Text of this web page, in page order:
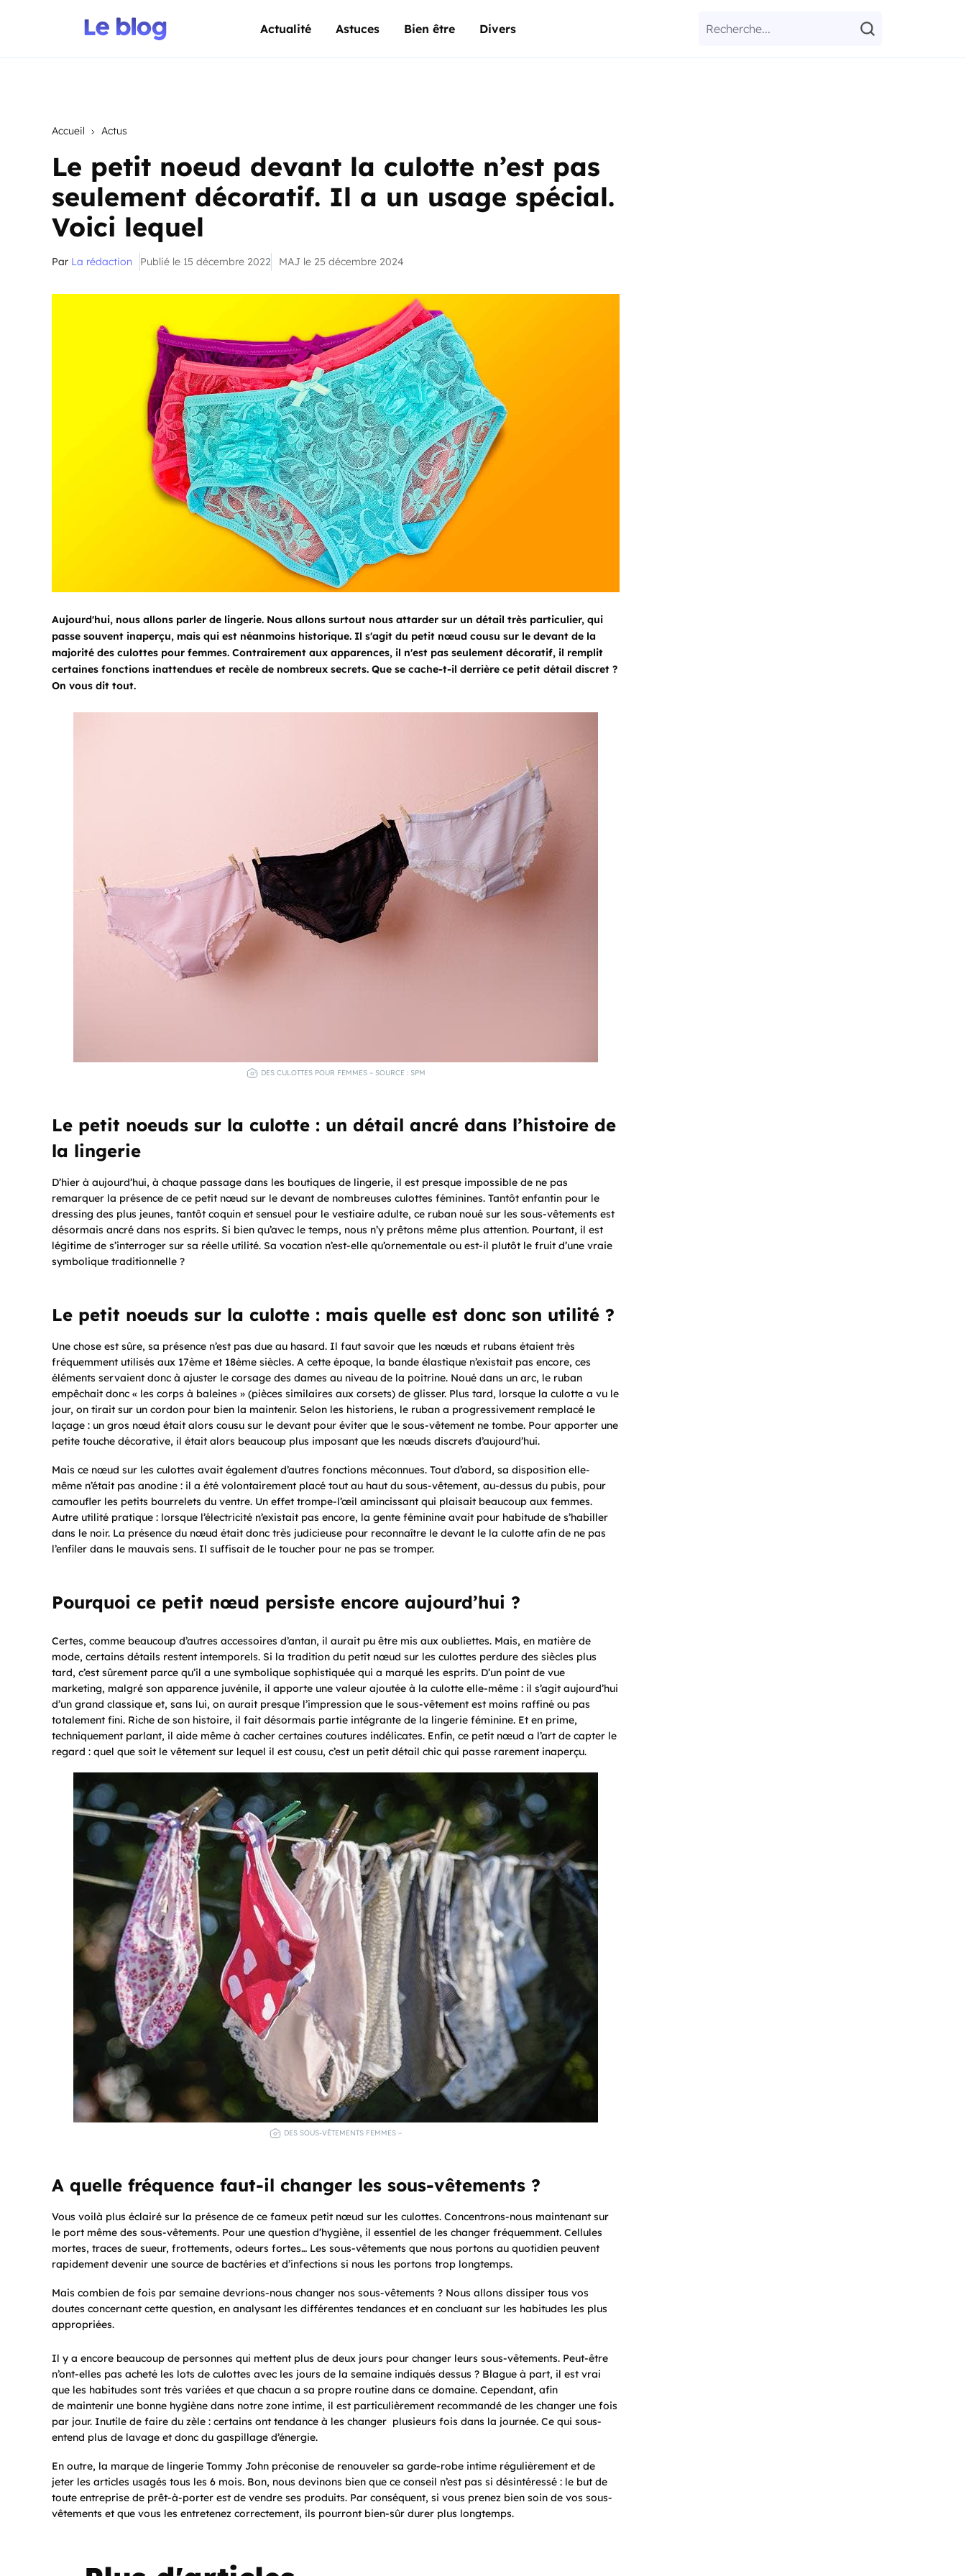
Actualité Astuces Bien être Divers
Accueil Actus
Le petit noeud devant la culotte n’est pas
seulement décoratif. Il a un usage spécial.
Voici lequel
Par La rédaction Publié le 15 décembre 2022 MAJ le 25 décembre 2024
Aujourd'hui, nous allons parler de lingerie. Nous allons surtout nous attarder sur un détail très particulier, qui
passe souvent inaperçu, mais qui est néanmoins historique. Il s'agit du petit nœud cousu sur le devant de la
majorité des culottes pour femmes. Contrairement aux apparences, il n'est pas seulement décoratif, il remplit
certaines fonctions inattendues et recèle de nombreux secrets. Que se cache-t-il derrière ce petit détail discret ?
On vous dit tout.
DES CULOTTES POUR FEMMES – SOURCE : SPM
Le petit noeuds sur la culotte : un détail ancré dans l’histoire de
la lingerie
D’hier à aujourd’hui, à chaque passage dans les boutiques de lingerie, il est presque impossible de ne pas
remarquer la présence de ce petit nœud sur le devant de nombreuses culottes féminines. Tantôt enfantin pour le
dressing des plus jeunes, tantôt coquin et sensuel pour le vestiaire adulte, ce ruban noué sur les sous-vêtements est
désormais ancré dans nos esprits. Si bien qu’avec le temps, nous n’y prêtons même plus attention. Pourtant, il est
légitime de s’interroger sur sa réelle utilité. Sa vocation n’est-elle qu’ornementale ou est-il plutôt le fruit d’une vraie
symbolique traditionnelle ?
Le petit noeuds sur la culotte : mais quelle est donc son utilité ?
Une chose est sûre, sa présence n’est pas due au hasard. Il faut savoir que les nœuds et rubans étaient très
fréquemment utilisés aux 17ème et 18ème siècles. A cette époque, la bande élastique n’existait pas encore, ces
éléments servaient donc à ajuster le corsage des dames au niveau de la poitrine. Noué dans un arc, le ruban
empêchait donc « les corps à baleines » (pièces similaires aux corsets) de glisser. Plus tard, lorsque la culotte a vu le
jour, on tirait sur un cordon pour bien la maintenir. Selon les historiens, le ruban a progressivement remplacé le
laçage : un gros nœud était alors cousu sur le devant pour éviter que le sous-vêtement ne tombe. Pour apporter une
petite touche décorative, il était alors beaucoup plus imposant que les nœuds discrets d’aujourd’hui.
Mais ce nœud sur les culottes avait également d’autres fonctions méconnues. Tout d’abord, sa disposition elle-
même n’était pas anodine : il a été volontairement placé tout au haut du sous-vêtement, au-dessus du pubis, pour
camoufler les petits bourrelets du ventre. Un effet trompe-l’œil amincissant qui plaisait beaucoup aux femmes.
Autre utilité pratique : lorsque l’électricité n’existait pas encore, la gente féminine avait pour habitude de s’habiller
dans le noir. La présence du nœud était donc très judicieuse pour reconnaître le devant le la culotte afin de ne pas
l’enfiler dans le mauvais sens. Il suffisait de le toucher pour ne pas se tromper.
Pourquoi ce petit nœud persiste encore aujourd’hui ?
Certes, comme beaucoup d’autres accessoires d’antan, il aurait pu être mis aux oubliettes. Mais, en matière de
mode, certains détails restent intemporels. Si la tradition du petit nœud sur les culottes perdure des siècles plus
tard, c’est sûrement parce qu’il a une symbolique sophistiquée qui a marqué les esprits. D’un point de vue
marketing, malgré son apparence juvénile, il apporte une valeur ajoutée à la culotte elle-même : il s’agit aujourd’hui
d’un grand classique et, sans lui, on aurait presque l’impression que le sous-vêtement est moins raffiné ou pas
totalement fini. Riche de son histoire, il fait désormais partie intégrante de la lingerie féminine. Et en prime,
techniquement parlant, il aide même à cacher certaines coutures indélicates. Enfin, ce petit nœud a l’art de capter le
regard : quel que soit le vêtement sur lequel il est cousu, c’est un petit détail chic qui passe rarement inaperçu.
DES SOUS-VÊTEMENTS FEMMES –
A quelle fréquence faut-il changer les sous-vêtements ?
Vous voilà plus éclairé sur la présence de ce fameux petit nœud sur les culottes. Concentrons-nous maintenant sur
le port même des sous-vêtements. Pour une question d’hygiène, il essentiel de les changer fréquemment. Cellules
mortes, traces de sueur, frottements, odeurs fortes… Les sous-vêtements que nous portons au quotidien peuvent
rapidement devenir une source de bactéries et d’infections si nous les portons trop longtemps.
Mais combien de fois par semaine devrions-nous changer nos sous-vêtements ? Nous allons dissiper tous vos
doutes concernant cette question, en analysant les différentes tendances et en concluant sur les habitudes les plus
appropriées.
Il y a encore beaucoup de personnes qui mettent plus de deux jours pour changer leurs sous-vêtements. Peut-être
n’ont-elles pas acheté les lots de culottes avec les jours de la semaine indiqués dessus ? Blague à part, il est vrai
que les habitudes sont très variées et que chacun a sa propre routine dans ce domaine. Cependant, afin
de maintenir une bonne hygiène dans notre zone intime, il est particulièrement recommandé de les changer une fois
par jour. Inutile de faire du zèle : certains ont tendance à les changer plusieurs fois dans la journée. Ce qui sous-
entend plus de lavage et donc du gaspillage d’énergie.
En outre, la marque de lingerie Tommy John préconise de renouveler sa garde-robe intime régulièrement et de
jeter les articles usagés tous les 6 mois. Bon, nous devinons bien que ce conseil n’est pas si désintéressé : le but de
toute entreprise de prêt-à-porter est de vendre ses produits. Par conséquent, si vous prenez bien soin de vos sous-
vêtements et que vous les entretenez correctement, ils pourront bien-sûr durer plus longtemps.